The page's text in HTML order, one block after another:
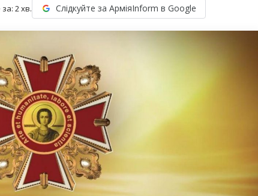
2хв. Слідкуйте за АрміяInform в Google